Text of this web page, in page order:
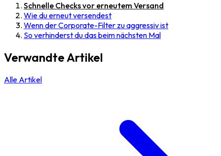
Schnelle Checks vor erneutem Versand
Wie du erneut versendest
Wenn der Corporate-Filter zu aggressiv ist
So verhinderst du das beim nächsten Mal
Verwandte Artikel
Alle Artikel